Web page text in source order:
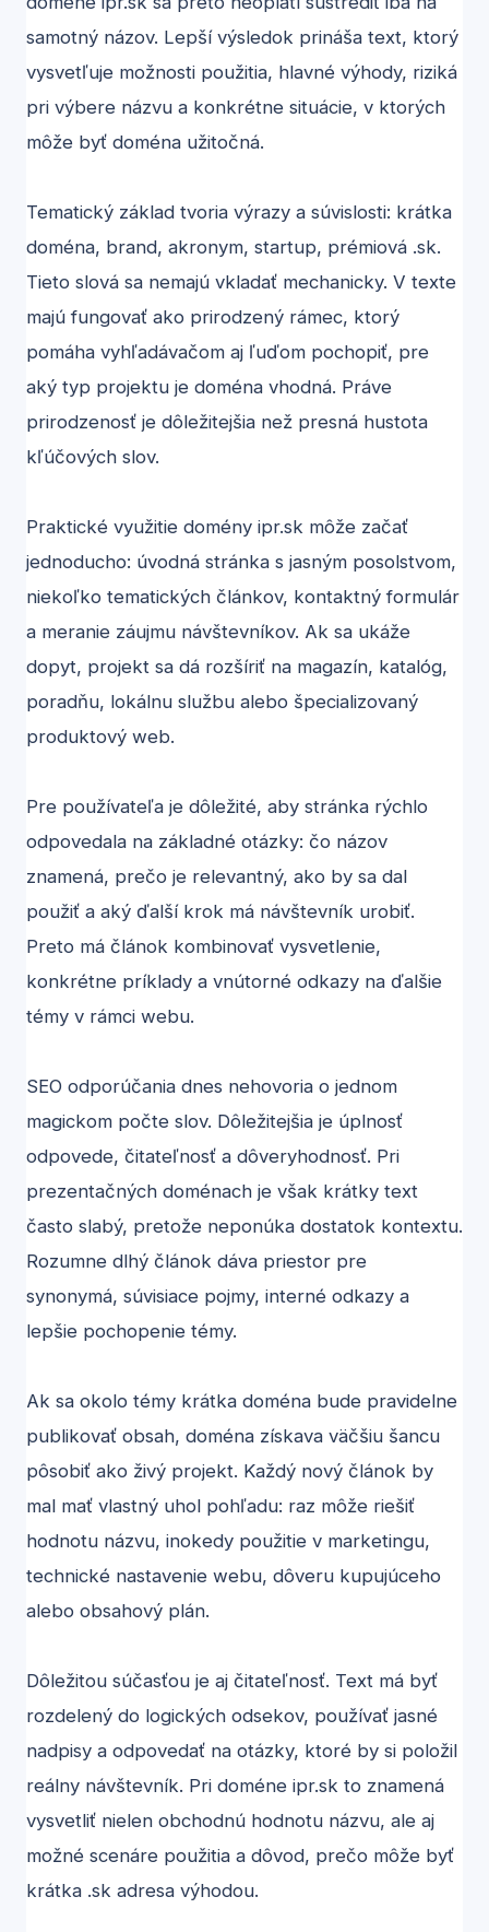
samotný názov. Lepší výsledok prináša text, ktorý
vysvetľuje možnosti použitia, hlavné výhody, riziká
pri výbere názvu a konkrétne situácie, v ktorých
môže byť doména užitočná.
Tematický základ tvoria výrazy a súvislosti: krátka
doména, brand, akronym, startup, prémiová .sk.
Tieto slová sa nemajú vkladať mechanicky. V texte
majú fungovať ako prirodzený rámec, ktorý
pomáha vyhľadávačom aj ľuďom pochopiť, pre
aký typ projektu je doména vhodná. Práve
prirodzenosť je dôležitejšia než presná hustota
kľúčových slov.
Praktické využitie domény ipr.sk môže začať
jednoducho: úvodná stránka s jasným posolstvom,
niekoľko tematických článkov, kontaktný formulár
a meranie záujmu návštevníkov. Ak sa ukáže
dopyt, projekt sa dá rozšíriť na magazín, katalóg,
poradňu, lokálnu službu alebo špecializovaný
produktový web.
Pre používateľa je dôležité, aby stránka rýchlo
odpovedala na základné otázky: čo názov
znamená, prečo je relevantný, ako by sa dal
použiť a aký ďalší krok má návštevník urobiť.
Preto má článok kombinovať vysvetlenie,
konkrétne príklady a vnútorné odkazy na ďalšie
témy v rámci webu.
SEO odporúčania dnes nehovoria o jednom
magickom počte slov. Dôležitejšia je úplnosť
odpovede, čitateľnosť a dôveryhodnosť. Pri
prezentačných doménach je však krátky text
často slabý, pretože neponúka dostatok kontextu.
Rozumne dlhý článok dáva priestor pre
synonymá, súvisiace pojmy, interné odkazy a
lepšie pochopenie témy.
Ak sa okolo témy krátka doména bude pravidelne
publikovať obsah, doména získava väčšiu šancu
pôsobiť ako živý projekt. Každý nový článok by
mal mať vlastný uhol pohľadu: raz môže riešiť
hodnotu názvu, inokedy použitie v marketingu,
technické nastavenie webu, dôveru kupujúceho
alebo obsahový plán.
Dôležitou súčasťou je aj čitateľnosť. Text má byť
rozdelený do logických odsekov, používať jasné
nadpisy a odpovedať na otázky, ktoré by si položil
reálny návštevník. Pri doméne ipr.sk to znamená
vysvetliť nielen obchodnú hodnotu názvu, ale aj
možné scenáre použitia a dôvod, prečo môže byť
krátka .sk adresa výhodou.